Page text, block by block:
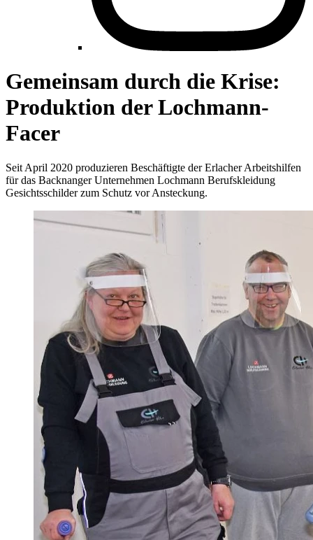
Gemeinsam durch die Krise:
Produktion der Lochmann-
Facer
Seit April 2020 produzieren Beschäftigte der Erlacher Arbeitshilfen
für das Backnanger Unternehmen Lochmann Berufskleidung
Gesichtsschilder zum Schutz vor Ansteckung.